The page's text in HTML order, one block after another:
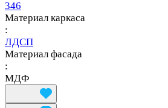
346
Материал каркаса
:
ЛДСП
Материал фасада
:
МДФ